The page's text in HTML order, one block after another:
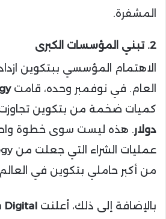
المشفرة.
2. تبني المؤسسات الكبرى
الاهتمام المؤسسي ببتكوين
العام. في نوفمبر وحده، قامت
كميات ضخمة من بتكوين
دولار. هذه ليست سوى خطوة
من أكبر حاملي بتكوين في
بالإضافة إلى ذلك، أعلنت Digital